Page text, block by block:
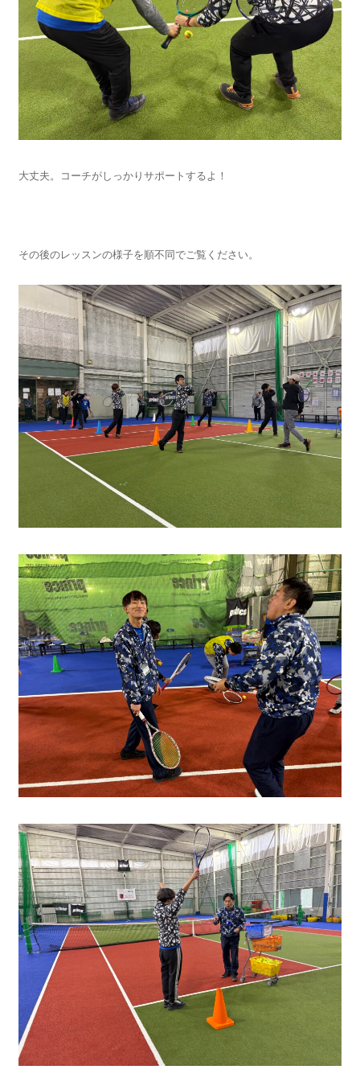
大丈夫。コーチがしっかりサポートするよ！
その後のレッスンの様子を順不同でご覧ください。